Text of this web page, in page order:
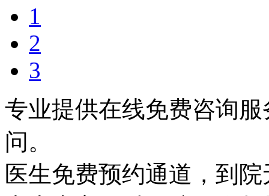
1
2
3
专业提供在线免费咨询
问。
医生免费预约通道，到